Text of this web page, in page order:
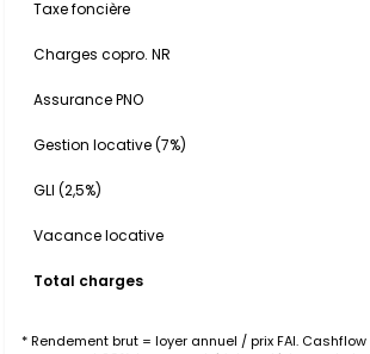
Taxe foncière
Charges copro. NR
Assurance PNO
Gestion locative (7%)
GLI (2,5%)
Vacance locative
Total charges
* Rendement brut = loyer annuel / prix FAI.